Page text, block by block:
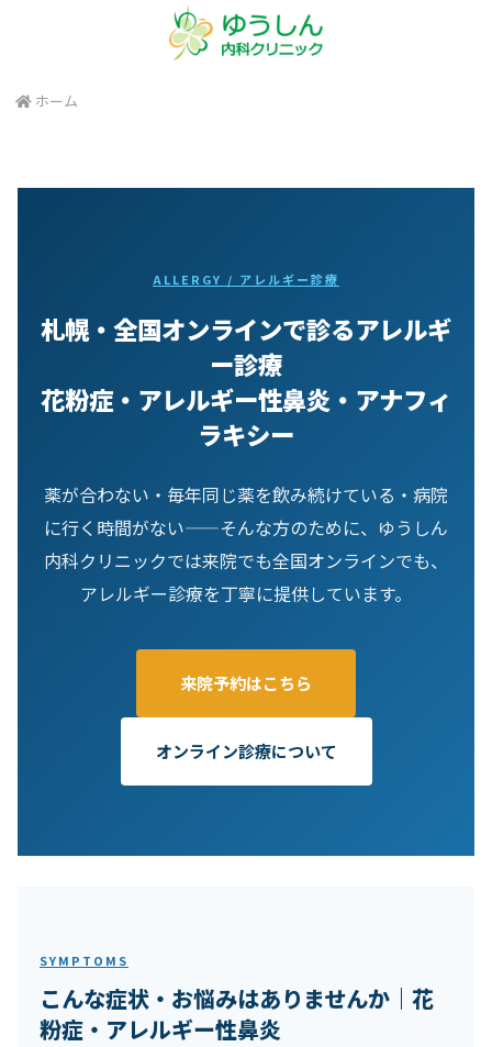
ホーム
ALLERGY / アレルギー診療
札幌・全国オンラインで診るアレルギ
ー診療
花粉症・アレルギー性鼻炎・アナフィ
ラキシー
薬が合わない・毎年同じ薬を飲み続けている・病院
に行く時間がない——そんな方のために、ゆうしん
内科クリニックでは来院でも全国オンラインでも、
アレルギー診療を丁寧に提供しています。
来院予約はこちら
オンライン診療について
SYMPTOMS
こんな症状・お悩みはありませんか｜花
粉症・アレルギー性鼻炎